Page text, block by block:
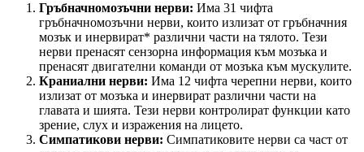
Гръбначномозъчни нерви: Има 31 чифта
гръбначномозъчни нерви, които излизат от гръбначния
мозък и инервират* различни части на тялото. Тези
нерви пренасят сензорна информация към мозъка и
пренасят двигателни команди от мозъка към мускулите.
Краниални нерви: Има 12 чифта черепни нерви, които
излизат от мозъка и инервират различни части на
главата и шията. Тези нерви контролират функции като
зрение, слух и изражения на лицето.
Симпатикови нерви: Симпатиковите нерви са част от